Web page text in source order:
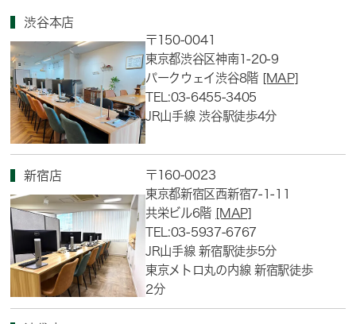
渋谷本店
〒150-0041
東京都渋谷区神南1-20-9
パークウェイ渋谷8階 [MAP]
TEL:03-6455-3405
JR山手線 渋谷駅徒歩4分
新宿店
〒160-0023
東京都新宿区西新宿7-1-11
共栄ビル6階 [MAP]
TEL:03-5937-6767
JR山手線 新宿駅徒歩5分
東京メトロ丸の内線 新宿駅徒歩
2分